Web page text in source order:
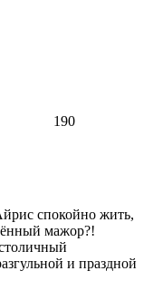
190
спокойно жить,
мажор?!
и праздной